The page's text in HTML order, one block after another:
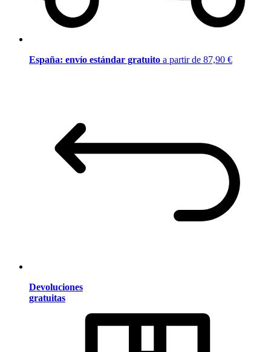
España: envío estándar gratuito a partir de 87,90 €
Devoluciones
gratuitas